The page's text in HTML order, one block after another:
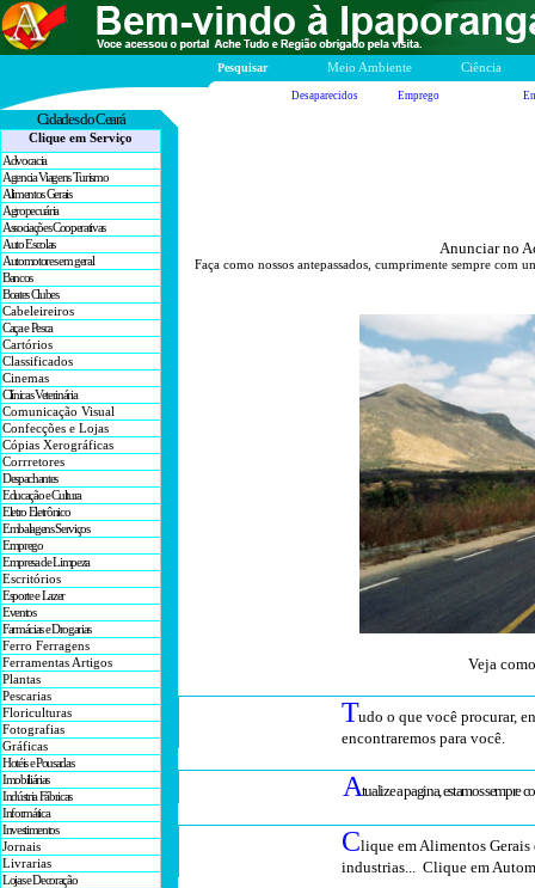
Pesquisar Meio Ambiente Ciência
Desaparecidos Emprego
Cidadesdo Ceará
Clique em Serviço
Advocacia
Agencia Viagens Turismo
Alimentos Gerais
Agropecuária
Associações Cooperativas
Auto Escolas
Automotores em geral
Bancos
Boates Clubes
Cabeleireiros
Caça e Pesca
Cartórios
Classificados
Cinemas
Clínicas Veterinária
Comunicação Visual
Confecções e Lojas
Cópias Xerográficas
Corrretores
Despachantes
Educação e Cultura
Eletro Eletrônico
Embalagens Serviços
Emprego
Empresa de Limpeza
Escritórios
Esporte e Lazer
Eventos
Farmácias e Drogarias
Ferro Ferragens
Ferramentas Artigos
Plantas
Pescarias
Floriculturas
Fotografias
Gráficas
Hotéis e Pousadas
Imobiliárias
Indústria Fábricas
Informática
Investimentos
Jornais
Livrarias
Lojas e Decoração
Anunciar no
Faça como nossos antepassados, cumprimente sempre com
Veja
Tudo o que você procurar,
encontraremos para você.
Atualize a pagina, estamos sempre
Clique em Alimentos Gerais
industrias... Clique em